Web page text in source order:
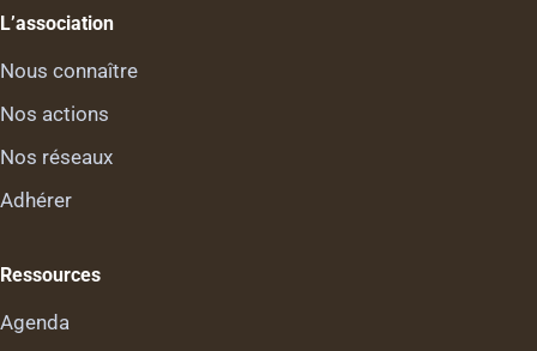
L’association
Nous connaître
Nos actions
Nos réseaux
Adhérer
Ressources
Agenda